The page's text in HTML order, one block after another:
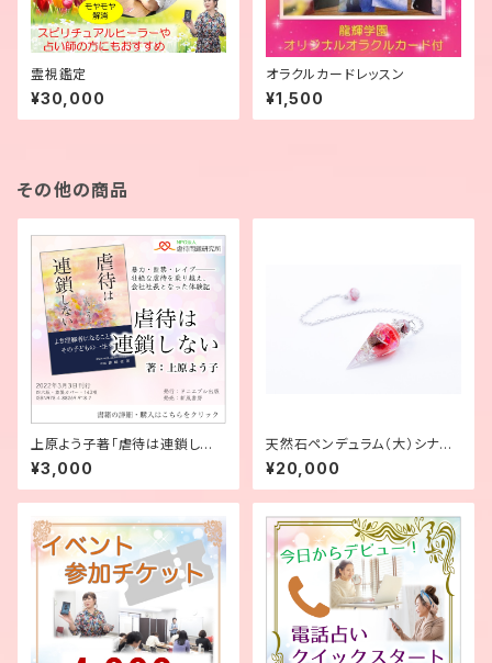
霊視鑑定
¥30,000
オラクルカードレッスン
¥1,500
その他の商品
上原よう子著「虐待は連鎖しな
い」（サイン付き）
¥3,000
天然石ペンデュラム（大）シナバ
ークォーツ
¥20,000